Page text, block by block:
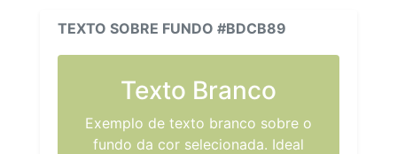
TEXTO SOBRE FUNDO #BDCB89
Texto Branco
Exemplo de texto branco sobre o
fundo da cor selecionada. Ideal